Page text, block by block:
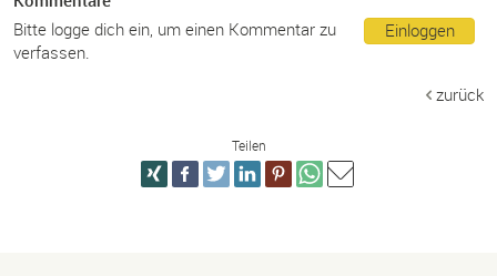
Einloggen
Bitte logge dich ein, um einen Kommentar zu
verfassen.
zurück
Teilen